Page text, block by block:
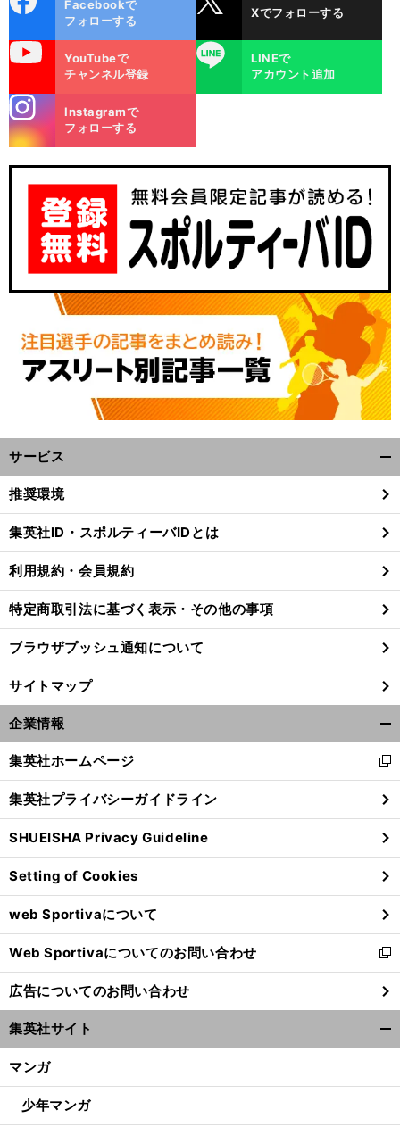
チ
」
ビ
」へ
ok
Facebookで
フォローする
Xでフォローする
YouTubeで
チャンネル登録
LINE
LINEで
アカウント追加
m
Instagramで
フォローする
サービス
閉
る
推奨環境
集英社ID・スポルティーバIDとは
利用規約・会員規約
特定商取引法に基づく表示・その他の事項
ブラウザプッシュ通知について
サイトマップ
企業情報
閉
る
集英社ホームページ
新
し
い
ウ
ィ
ン
ド
ウ
で
開
く
集英社プライバシーガイドライン
SHUEISHA Privacy Guideline
Setting of Cookies
web Sportivaについて
Web Sportivaについてのお問い合わせ
新
し
い
ウ
ィ
ン
ウ
広告についてのお問い合わせ
集英社サイト
マンガ
少年マンガ